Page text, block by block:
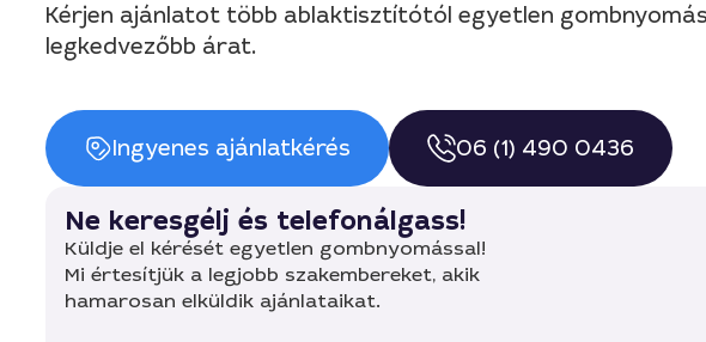
Kérjen ajánlatot több ablaktisztítótól egyetlen
legkedvezőbb árat.
Ingyenes ajánlatkérés 06 (1) 490 0436
Ne keresgélj és telefonálgass!
Küldje el kérését egyetlen gombnyomással!
Mi értesítjük a legjobb szakembereket, akik
hamarosan elküldik ajánlataikat.